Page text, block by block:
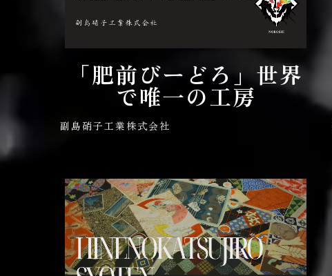
「肥前びーどろ」世界
で唯一の工房
副島硝子工業株式会社